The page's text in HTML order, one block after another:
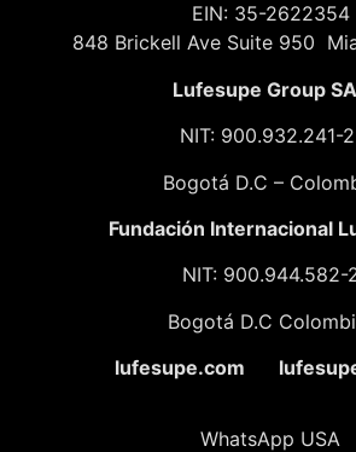
EIN: 35-2622354
848 Brickell Ave Suite 950
Lufesupe Group
NIT: 900.932.241-2
Bogotá D.C –
Fundación Internacional
NIT: 900.944.582-
Bogotá D.C
lufesupe.com
WhatsApp USA